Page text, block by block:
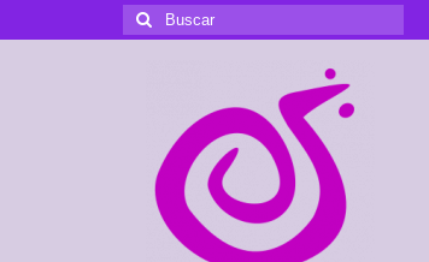
Buscar
por: